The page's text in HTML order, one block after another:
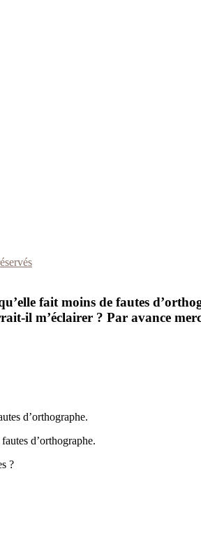
fait moins de fautes
il m’éclairer ? Par avance
d’orthographe.
d’orthographe.
?